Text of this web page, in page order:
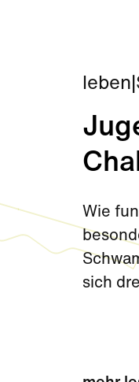
leben
Wie
sich